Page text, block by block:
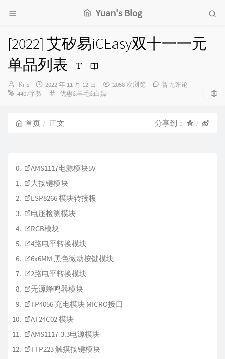
Yuan's Blog
[2022] 艾矽易iCEasy双十一一元
单品列表
博
主：
Kris
发
布
2022 年 11 月 12 日 2058 次浏览
暂无评论
4407字数
分
优惠&羊毛&白嫖
首页 正文 分享到：
AMS1117电源模块5V
大按键模块
ESP8266 模块转接板
电压检测模块
RGB模块
4路电平转换模块
6x6MM 黑色微动按键模块
2路电平转换模块
无源蜂鸣器模块
TP4056 充电模块 MICRO接口
AT24C02 模块
AMS1117-3.3电源模块
TTP223 触摸按键模块